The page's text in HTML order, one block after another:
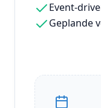
Event-
Geplande